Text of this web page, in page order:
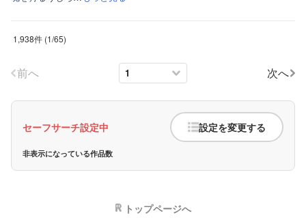
1,938件 (1/65)
前へ 次へ
セーフサーチ設定中 設定を変更する
非表示になっている作品数
トップページへ